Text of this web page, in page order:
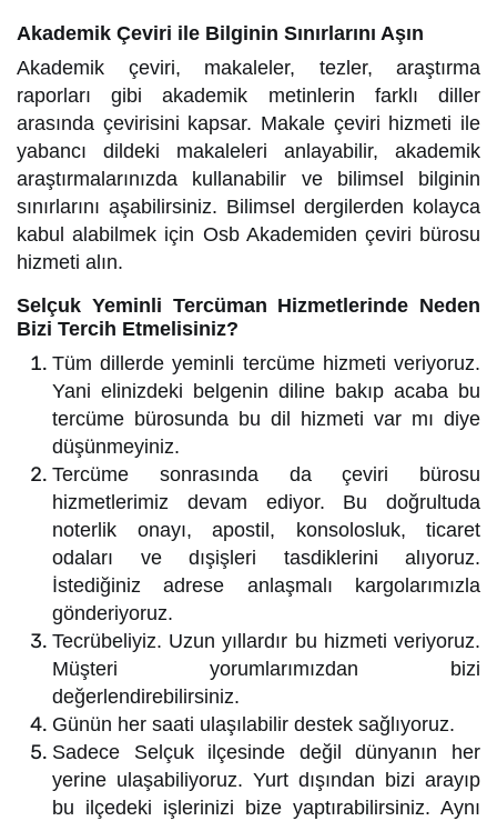
Akademik Çeviri ile Bilginin Sınırlarını Aşın
Akademik çeviri, makaleler, tezler, araştırma
raporları gibi akademik metinlerin farklı diller
arasında çevirisini kapsar. Makale çeviri hizmeti ile
yabancı dildeki makaleleri anlayabilir, akademik
araştırmalarınızda kullanabilir ve bilimsel bilginin
sınırlarını aşabilirsiniz. Bilimsel dergilerden kolayca
kabul alabilmek için Osb Akademiden çeviri bürosu
hizmeti alın.
Selçuk Yeminli Tercüman Hizmetlerinde Neden
Bizi Tercih Etmelisiniz?
Tüm dillerde yeminli tercüme hizmeti veriyoruz.
Yani elinizdeki belgenin diline bakıp acaba bu
tercüme bürosunda bu dil hizmeti var mı diye
düşünmeyiniz.
Tercüme sonrasında da çeviri bürosu
hizmetlerimiz devam ediyor. Bu doğrultuda
noterlik onayı, apostil, konsolosluk, ticaret
odaları ve dışişleri tasdiklerini alıyoruz.
İstediğiniz adrese anlaşmalı kargolarımızla
gönderiyoruz.
Tecrübeliyiz. Uzun yıllardır bu hizmeti veriyoruz.
Müşteri yorumlarımızdan bizi
değerlendirebilirsiniz.
Günün her saati ulaşılabilir destek sağlıyoruz.
Sadece Selçuk ilçesinde değil dünyanın her
yerine ulaşabiliyoruz. Yurt dışından bizi arayıp
bu ilçedeki işlerinizi bize yaptırabilirsiniz. Aynı